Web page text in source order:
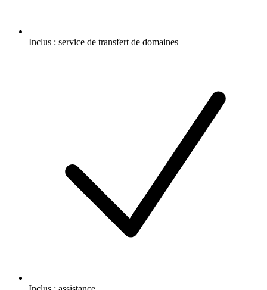
Inclus : service de transfert de domaines